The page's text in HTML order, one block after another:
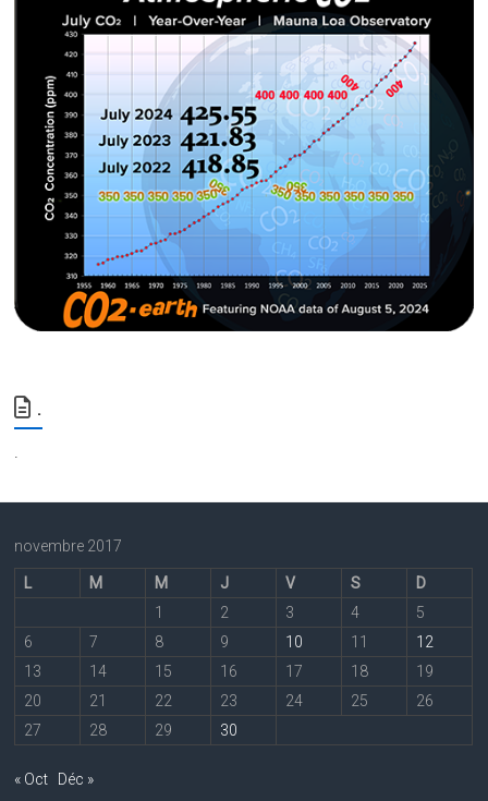
.
.
novembre 2017
L M M J V S
D
1
2 3 4
5
6
7 8 9 10 11
12
13
14 15 16 17 18
19
20
21 22 23 24 25
26
27
28 29 30
« Oct Déc »